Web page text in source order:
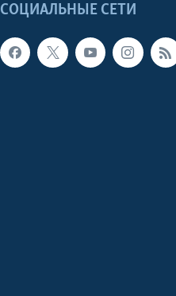
СОЦИАЛЬНЫЕ СЕТИ